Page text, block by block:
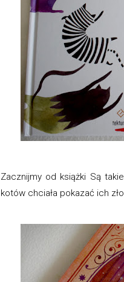
Zacznijmy od książki Są
kotów chciała pokazać ich